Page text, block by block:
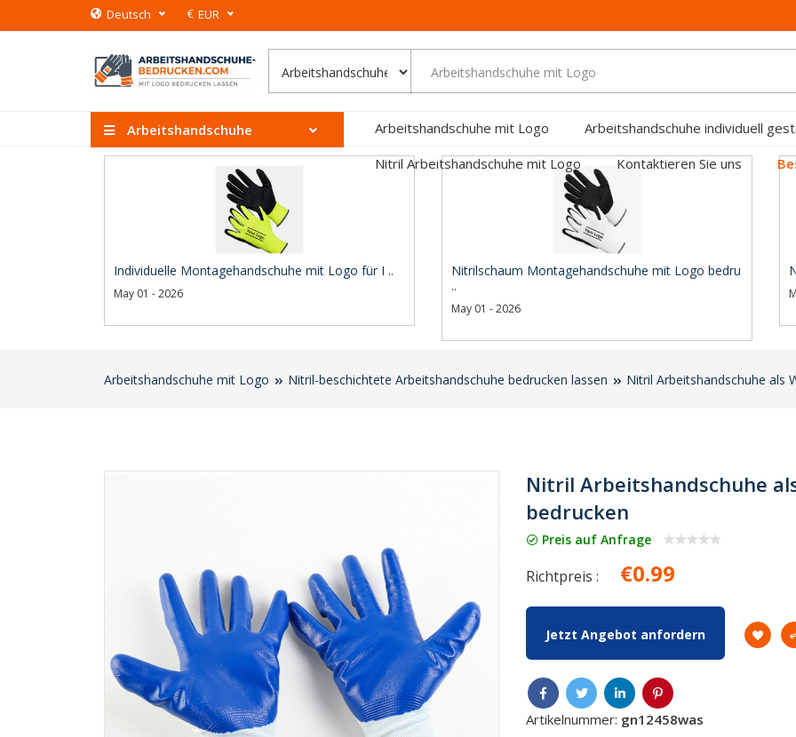
Deutsch € EUR
Arbeitshandschuhe Arbeitshandschuhe mit Logo
Arbeitshandschuhe individuell
Nitril Arbeitshandschuhe mit Logo
Kontaktieren Sie uns
Individuelle Montagehandschuhe mit Logo für I ..
May 01 - 2026
Nitrilschaum Montagehandschuhe mit Logo bedru
..
May 01 - 2026
Arbeitshandschuhe mit Logo Nitril-beschichtete Arbeitshandschuhe bedrucken lassen Nitril Arbeitshandschuhe als
Nitril Arbeitshandschuhe
bedrucken
Preis auf Anfrage
Richtpreis : €0.99
Jetzt Angebot anfordern
Artikelnummer: gn12458was